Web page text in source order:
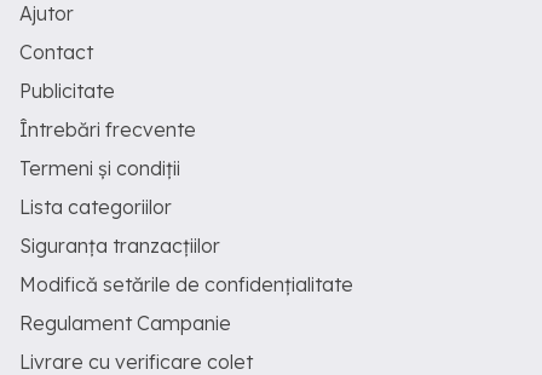
Ajutor
Contact
Publicitate
Întrebări frecvente
Termeni și condiții
Lista categoriilor
Siguranța tranzacțiilor
Modifică setările de confidențialitate
Regulament Campanie
Livrare cu verificare colet